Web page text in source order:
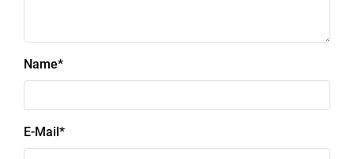
Name*
E-Mail*